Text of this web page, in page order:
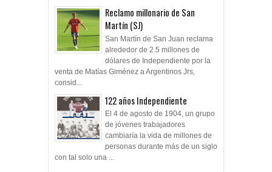
Reclamo millonario de San
Martín (SJ)
San Martín de San Juan reclama
alrededor de 2.5 millones de
dólares de Independiente por la
venta de Matías Giménez a Argentinos Jrs,
consid...
122 años Independiente
El 4 de agosto de 1904, un grupo
de jóvenes trabajadores
cambiaría la vida de millones de
personas durante más de un siglo
con tal solo una ...